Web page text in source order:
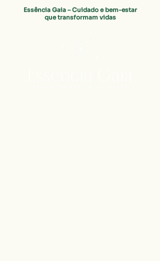
Essência Gaia – Cuidado e bem-estar
que transformam vidas